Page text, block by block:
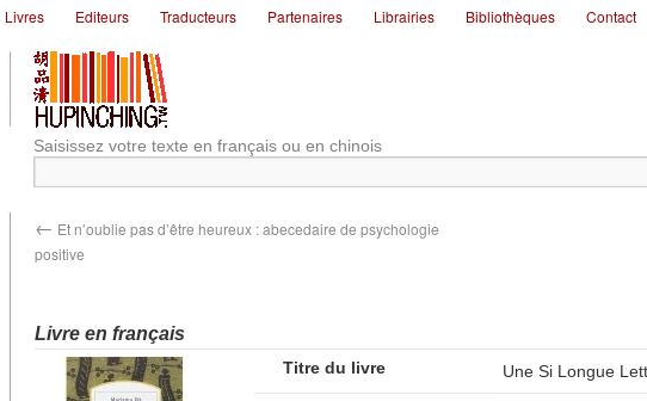
Livres Editeurs Traducteurs Partenaires Librairies Bibliothèques Contact
Saisissez votre texte en français ou en chinois
← Et n’oublie pas d’être heureux : abecedaire de psychologie
positive
Livre en français
Titre du livre Une Si Longue